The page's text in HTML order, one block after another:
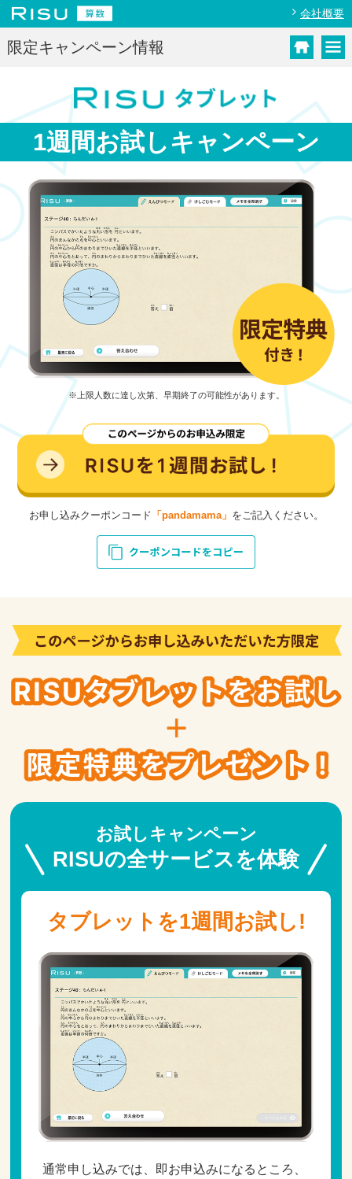
会社概要
限定キャンペーン情報
1週間お試し キャンペーン
※上限人数に達し次第、早期終了の可能性があります。
お申し込みクーポンコード 「pandamama」 をご記入ください。
お試しキャンペーン
RISUの全サービスを体験
タブレットを1週間お試し!
通常申し込みでは、即お申込みになるところ、